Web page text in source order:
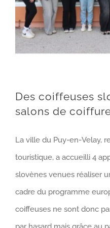
Des coiffeuses
salons de
La ville du Puy-en-Velay,
touristique, a accueilli 4
slovènes venues réaliser
cadre du programme
coiffeuses ne sont donc